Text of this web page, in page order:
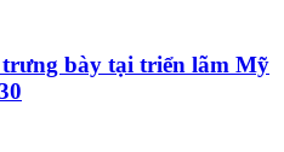
bày tại triển lãm Mỹ